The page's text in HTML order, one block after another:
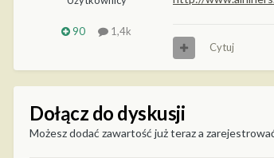
90 1,4k
Cytuj
Dołącz do dyskusji
Możesz dodać zawartość już teraz a